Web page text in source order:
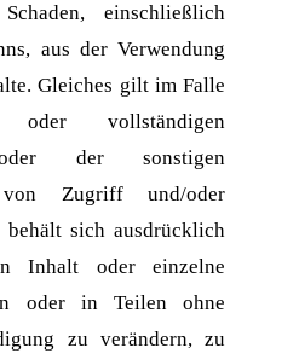
einschließlich
aus der Verwendung
Gleiches gilt im Falle
vollständigen
der sonstigen
von Zugriff und/oder
sich ausdrücklich
Inhalt oder einzelne
oder in Teilen ohne
zu verändern, zu